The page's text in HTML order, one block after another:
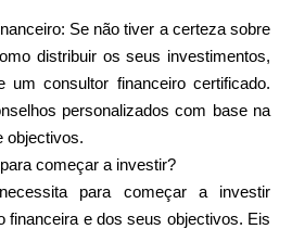
Se não tiver a certeza sobre
distribuir os seus investimentos,
um consultor financeiro certificado.
personalizados com base na
objectivos.
começar a investir?
para começar a investir
financeira e dos seus objectivos. Eis